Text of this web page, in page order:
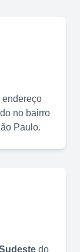
no bairro
Paulo.
do